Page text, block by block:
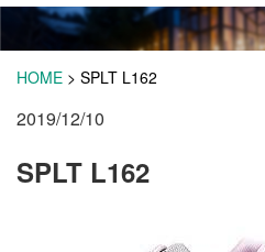
学 ぶ(健康福祉)
泊まる(宿泊)
HOME > SPLT L162
2019/12/10
SPLT L162